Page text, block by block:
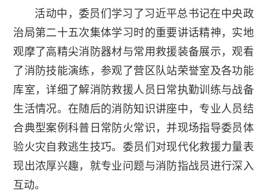
活动中，委员们学习了习近平总书记在中央政
治局第二十五次集体学习时的重要讲话精神，实地
观摩了高精尖消防器材与常用救援装备展示，观看
了消防技能演练，参观了营区队站荣誉室及各功能
库室，详细了解消防救援人员日常执勤训练与战备
生活情况。在随后的消防知识讲座中，专业人员结
合典型案例科普日常防火常识，并现场指导委员体
验火灾自救逃生技巧。委员们对现代化救援力量表
现出浓厚兴趣，就专业问题与消防指战员进行深入
互动。